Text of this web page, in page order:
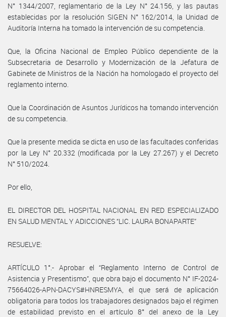
N° 1344/2007, reglamentario de la Ley N° 24.156, y las pautas
establecidas por la resolución SIGEN N° 162/2014, la Unidad de
Auditoría Interna ha tomado la intervención de su competencia.
Que, la Oficina Nacional de Empleo Público dependiente de la
Subsecretaria de Desarrollo y Modernización de la Jefatura de
Gabinete de Ministros de la Nación ha homologado el proyecto del
reglamento interno.
Que la Coordinación de Asuntos Jurídicos ha tomando intervención
de su competencia.
Que la presente medida se dicta en uso de las facultades conferidas
por la Ley N° 20.332 (modificada por la Ley 27.267) y el Decreto
N° 510/2024.
Por ello,
EL DIRECTOR DEL HOSPITAL NACIONAL EN RED ESPECIALIZADO
EN SALUD MENTAL Y ADICCIONES “LIC. LAURA BONAPARTE”
RESUELVE:
ARTÍCULO 1°.- Aprobar el “Reglamento Interno de Control de
Asistencia y Presentismo”, que obra bajo el documento N° IF-2024-
75664026-APN-DACYS#HNRESMYA, el que será de aplicación
obligatoria para todos los trabajadores designados bajo el régimen
de estabilidad previsto en el artículo 8° del anexo de la Ley